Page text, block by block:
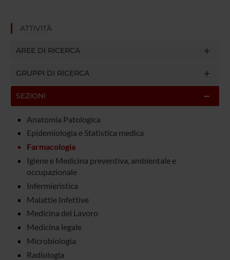
ATTIVITÀ
AREE DI RICERCA
GRUPPI DI RICERCA
SEZIONI
Anatomia Patologica
Epidemiologia e Statistica medica
Farmacologia
Igiene e Medicina preventiva, ambientale e
occupazionale
Infermieristica
Malattie Infettive
Medicina del Lavoro
Medicina legale
Microbiologia
Radiologia